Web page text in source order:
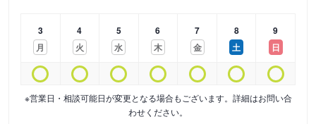
3
月
4
火
5
水
6
木
7
金
8
土
9
日
※営業日・相談可能日が変更となる場合もございます。詳細はお問い合
わせください。